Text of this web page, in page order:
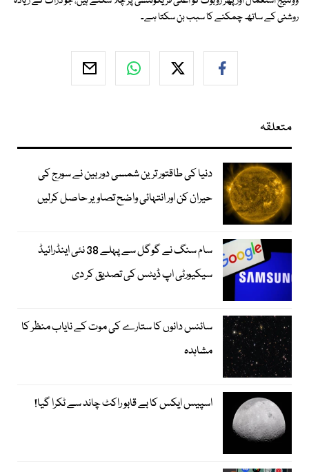
روشنی کے ساتھ چمکنے کا سبب بن سکتا ہے۔
متعلقہ
دنیا کی طاقتور ترین شمسی دوربین نے سورج کی
حیران کن اور انتہائی واضح تصاویر حاصل کرلیں
سام سنگ نے گوگل سے پہلے 38 نئی اینڈرائیڈ
سیکیورٹی اپ ڈیٹس کی تصدیق کر دی
سائنس دانوں کا ستارے کی موت کے نایاب منظر کا
مشاہدہ
اسپیس ایکس کا بے قابو راکٹ چاند سے ٹکرا گیا!